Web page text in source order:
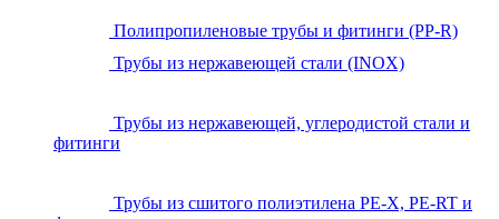
Полипропиленовые трубы и фитинги (PP-R)
Трубы из нержавеющей стали (INOX)
Трубы из нержавеющей, углеродистой стали и
фитинги
Трубы из сшитого полиэтилена PE-X, PE-RT и